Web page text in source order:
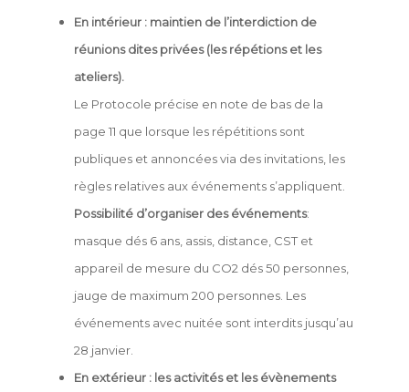
En intérieur : maintien de l’interdiction de
réunions dites privées (les répétions et les
ateliers).
Le Protocole précise en note de bas de la
page 11 que lorsque les répétitions sont
publiques et annoncées via des invitations, les
règles relatives aux événements s’appliquent.
Possibilité d’organiser des événements:
masque dés 6 ans, assis, distance, CST et
appareil de mesure du CO2 dés 50 personnes,
jauge de maximum 200 personnes. Les
événements avec nuitée sont interdits jusqu’au
28 janvier.
En extérieur : les activités et les évènements